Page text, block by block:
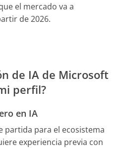
el mercado va a
de 2026.
de IA de Microsoft
perfil?
en IA
partida para el ecosistema
experiencia previa con